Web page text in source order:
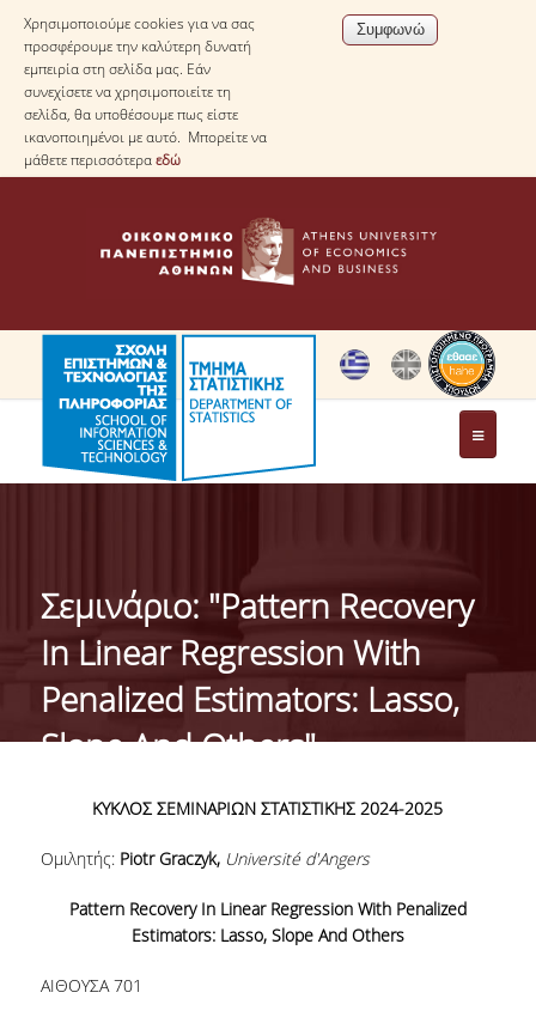
Χρησιμοποιούμε cookies για να σας
προσφέρουμε την καλύτερη δυνατή
εμπειρία στη σελίδα μας. Εάν
συνεχίσετε να χρησιμοποιείτε τη
σελίδα, θα υποθέσουμε πως είστε
ικανοποιημένοι με αυτό. Μπορείτε να
μάθετε περισσότεραεδώ
ΤΟ ΤΜΗΜΑ
ΔΙΟΙΚΗΣΗ ΤΟΥ ΤΜΗΜΑΤΟΣ
ΣΥΝΕΛΕΥΣΗ ΤΜΗΜΑΤΟΣ
ΔΙΑΚΡΙΣΕΙΣ ΤΟΥ ΤΜΗΜΑΤΟΣ
ACADEMIC REPUTATION QS2022
ΔΡΑΣΕΙΣ
ΕΡΓΑΣΤΗΡΙΑ
Σεμινάριο: "Pattern Recovery
In Linear Regression With
Penalized Estimators: Lasso,
Slope And Others"
ΚΥΚΛΟΣ ΣΕΜΙΝΑΡΙΩΝ ΣΤΑΤΙΣΤΙΚΗΣ 2024-2025
Ομιλητής: Piotr Graczyk, Université d'Angers
Pattern Recovery In Linear Regression With Penalized
Estimators: Lasso, Slope And Others
ΑΙΘΟΥΣΑ 701